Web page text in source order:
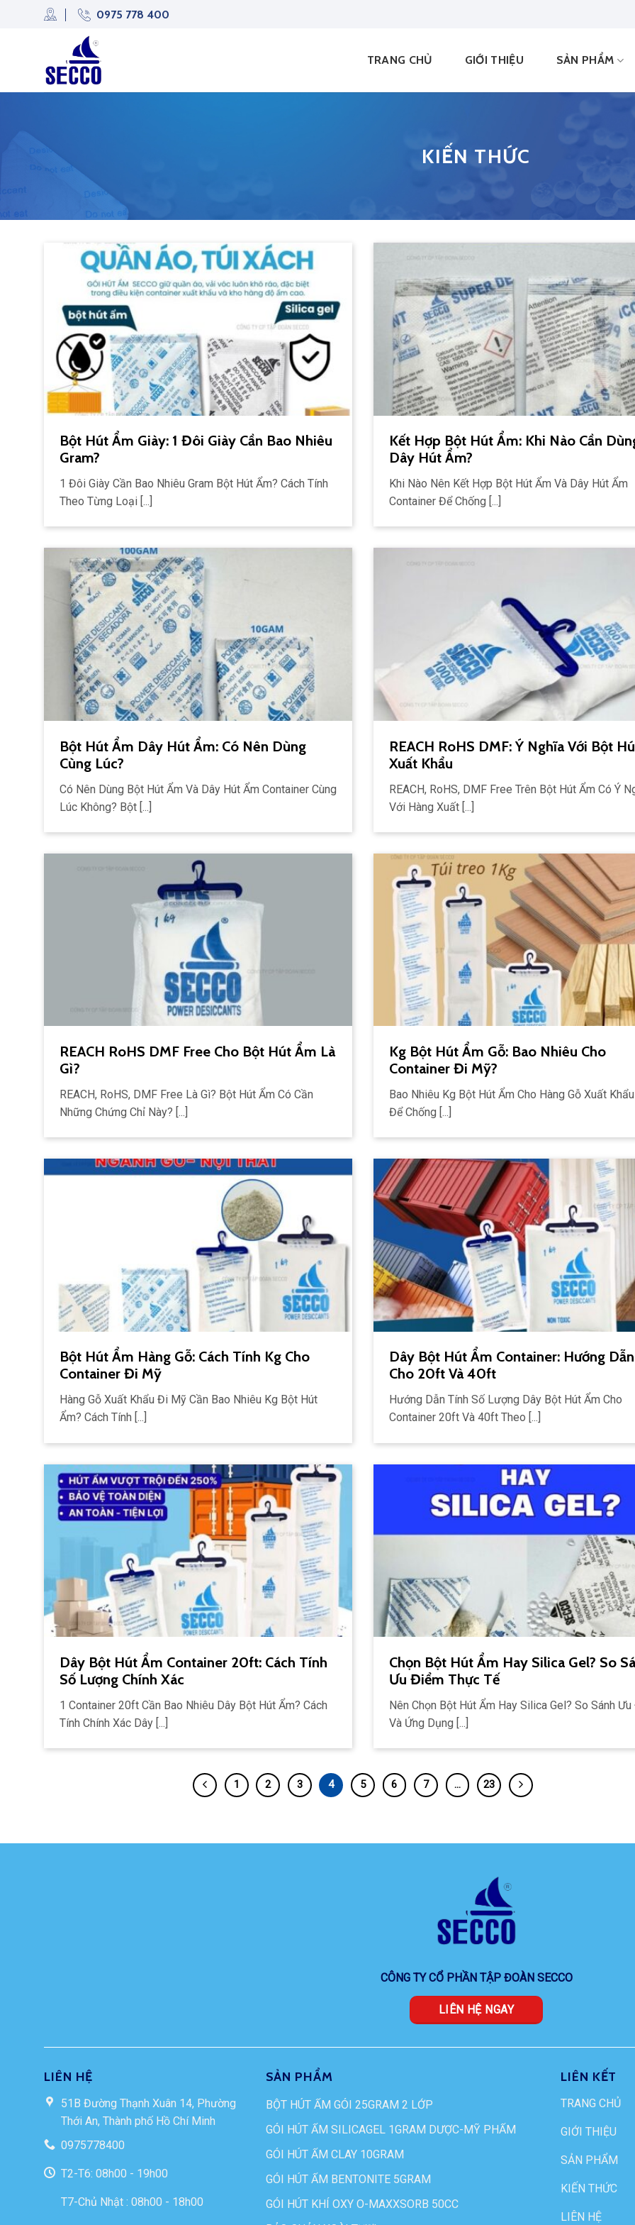
0975 778 400
TRANG CHỦ GIỚI THIỆU SẢN PHẨM
KIẾN THỨC
Bột Hút Ẩm Giày: 1 Đôi Giày Cần Bao Nhiêu
Gram?
1 Đôi Giày Cần Bao Nhiêu Gram Bột Hút Ẩm? Cách Tính
Theo Từng Loại [...]
Kết Hợp Bột Hút Ẩm: Khi Nào Cần
Dây Hút Ẩm?
Khi Nào Nên Kết Hợp Bột Hút Ẩm Và Dây Hút Ẩm
Container Để Chống [...]
Bột Hút Ẩm Dây Hút Ẩm: Có Nên Dùng
Cùng Lúc?
Có Nên Dùng Bột Hút Ẩm Và Dây Hút Ẩm Container Cùng
Lúc Không? Bột [...]
REACH RoHS DMF: Ý Nghĩa Với Bột
Xuất Khẩu
REACH, RoHS, DMF Free Trên Bột Hút Ẩm Có Ý
Với Hàng Xuất [...]
REACH RoHS DMF Free Cho Bột Hút Ẩm Là
Gì?
REACH, RoHS, DMF Free Là Gì? Bột Hút Ẩm Có Cần
Những Chứng Chỉ Này? [...]
Kg Bột Hút Ẩm Gỗ: Bao Nhiêu Cho
Container Đi Mỹ?
Bao Nhiêu Kg Bột Hút Ẩm Cho Hàng Gỗ Xuất
Để Chống [...]
Bột Hút Ẩm Hàng Gỗ: Cách Tính Kg Cho
Container Đi Mỹ
Hàng Gỗ Xuất Khẩu Đi Mỹ Cần Bao Nhiêu Kg Bột Hút
Ẩm? Cách Tính [...]
Dây Bột Hút Ẩm Container: Hướng
Cho 20ft Và 40ft
Hướng Dẫn Tính Số Lượng Dây Bột Hút Ẩm Cho
Container 20ft Và 40ft Theo [...]
Dây Bột Hút Ẩm Container 20ft: Cách Tính
Số Lượng Chính Xác
1 Container 20ft Cần Bao Nhiêu Dây Bột Hút Ẩm? Cách
Tính Chính Xác Dây [...]
Chọn Bột Hút Ẩm Hay Silica Gel? So
Ưu Điểm Thực Tế
Nên Chọn Bột Hút Ẩm Hay Silica Gel? So Sánh
Và Ứng Dụng [...]
1 2 3 4 5 6 7 … 23
CÔNG TY CỔ PHẦN TẬP ĐOÀN SECCO
LIÊN HỆ NGAY
LIÊN HỆ
51B Đường Thạnh Xuân 14, Phường
Thới An, Thành phố Hồ Chí Minh
0975778400
T2-T6: 08h00 - 19h00
T7-Chủ Nhật : 08h00 - 18h00
SẢN PHẨM
BỘT HÚT ẨM GÓI 25GRAM 2 LỚP
GÓI HÚT ẨM SILICAGEL 1GRAM DƯỢC-MỸ PHẨM
GÓI HÚT ẨM CLAY 10GRAM
GÓI HÚT ẨM BENTONITE 5GRAM
GÓI HÚT KHÍ OXY O-MAXXSORB 50CC
LIÊN KẾT
TRANG CHỦ
GIỚI THIỆU
SẢN PHẨM
KIẾN THỨC
LIÊN HỆ